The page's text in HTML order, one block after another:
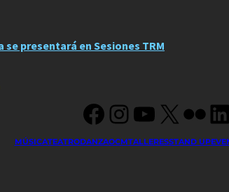
presentará en Sesiones TRM
Facebook
Instagram
YouTube
X Flickr
MÚSICATEATRODANZAOCMTALLERESSTAND UP